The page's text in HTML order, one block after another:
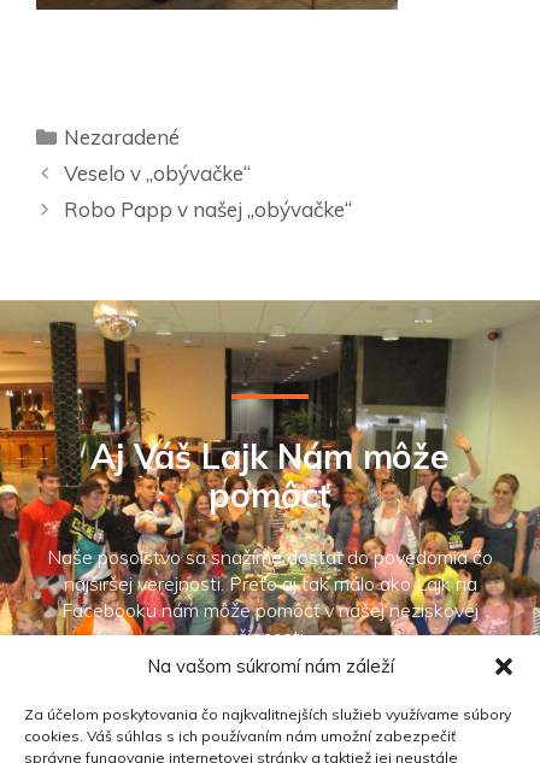
Na vašom súkromí nám záleží
Za účelom poskytovania čo najkvalitnejších služieb využívame súbory
cookies. Váš súhlas s ich používaním nám umožní zabezpečiť
správne fungovanie internetovej stránky a taktiež jej neustále
Nezaradené
Veselo v „obývačke“
Robo Papp v našej „obývačke“
Aj Váš Lajk Nám môže
pomôcť
Naše posolstvo sa snažíme dostať do povedomia čo
najširšej verejnosti. Preto aj tak málo ako Lajk na
Facebooku nám môže pomôcť v našej neziskovej
činnosti